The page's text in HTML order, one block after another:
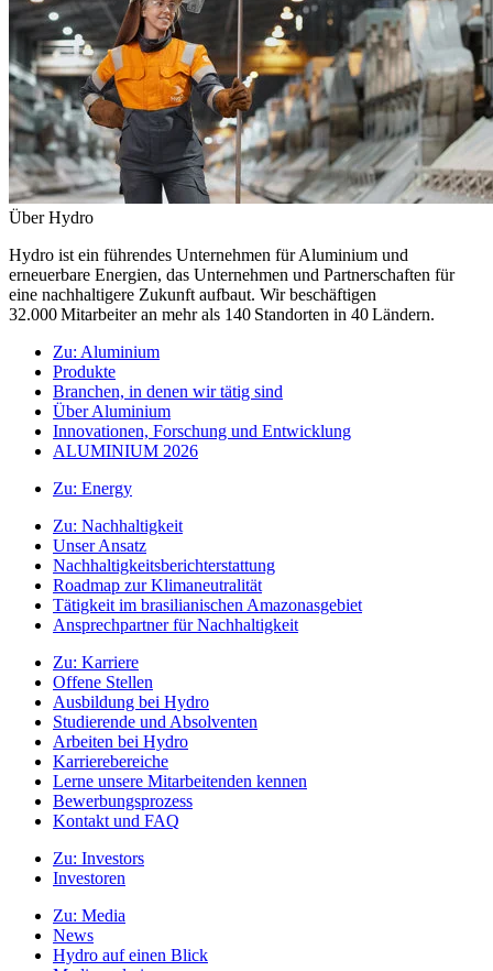
Über Hydro
Hydro ist ein führendes Unternehmen für Aluminium und
erneuerbare Energien, das Unternehmen und Partnerschaften für
eine nachhaltigere Zukunft aufbaut. Wir beschäftigen
32.000 Mitarbeiter an mehr als 140 Standorten in 40 Ländern.
Zu: Aluminium
Produkte
Branchen, in denen wir tätig sind
Über Aluminium
Innovationen, Forschung und Entwicklung
ALUMINIUM 2026
Zu: Energy
Zu: Nachhaltigkeit
Unser Ansatz
Nachhaltigkeitsberichterstattung
Roadmap zur Klimaneutralität
Tätigkeit im brasilianischen Amazonasgebiet
Ansprechpartner für Nachhaltigkeit
Zu: Karriere
Offene Stellen
Ausbildung bei Hydro
Studierende und Absolventen
Arbeiten bei Hydro
Karrierebereiche
Lerne unsere Mitarbeitenden kennen
Bewerbungsprozess
Kontakt und FAQ
Zu: Investors
Investoren
Zu: Media
News
Hydro auf einen Blick